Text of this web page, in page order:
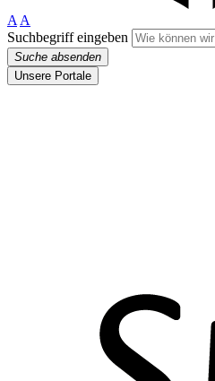
A A
Suchbegriff eingeben
Suche absenden
Unsere Portale